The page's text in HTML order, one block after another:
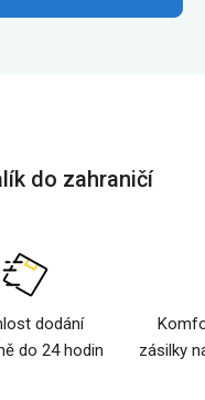
do zahraničí
dodání
do 24 hodin
zásilky